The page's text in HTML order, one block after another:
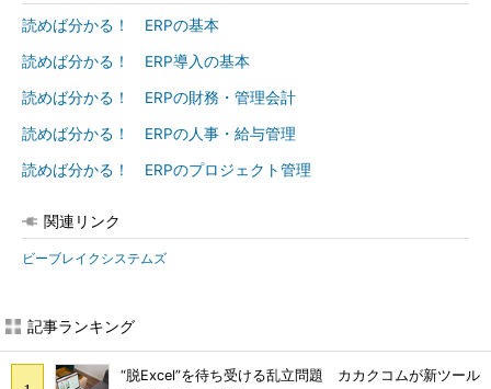
読めば分かる！ ERPの基本
読めば分かる！ ERP導入の基本
読めば分かる！ ERPの財務・管理会計
読めば分かる！ ERPの人事・給与管理
読めば分かる！ ERPのプロジェクト管理
関連リンク
ビーブレイクシステムズ
記事ランキング
“脱Excel”を待ち受ける乱立問題 カカクコムが新ツール